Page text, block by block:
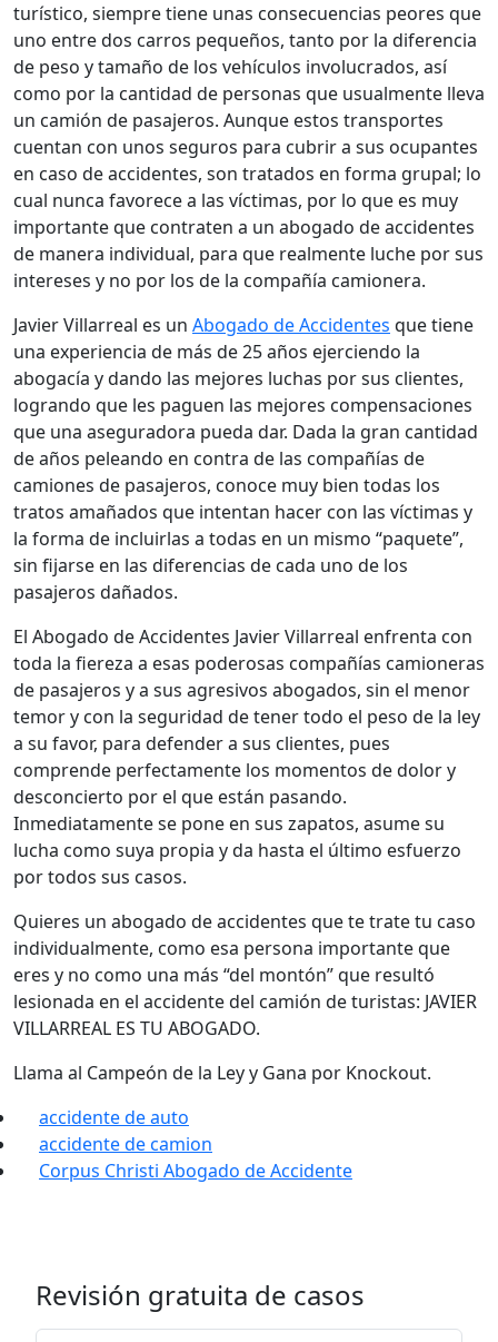
turístico, siempre tiene unas consecuencias peores que
uno entre dos carros pequeños, tanto por la diferencia
de peso y tamaño de los vehículos involucrados, así
como por la cantidad de personas que usualmente lleva
un camión de pasajeros. Aunque estos transportes
cuentan con unos seguros para cubrir a sus ocupantes
en caso de accidentes, son tratados en forma grupal; lo
cual nunca favorece a las víctimas, por lo que es muy
importante que contraten a un abogado de accidentes
de manera individual, para que realmente luche por sus
intereses y no por los de la compañía camionera.
Javier Villarreal es un Abogado de Accidentes que tiene
una experiencia de más de 25 años ejerciendo la
abogacía y dando las mejores luchas por sus clientes,
logrando que les paguen las mejores compensaciones
que una aseguradora pueda dar. Dada la gran cantidad
de años peleando en contra de las compañías de
camiones de pasajeros, conoce muy bien todas los
tratos amañados que intentan hacer con las víctimas y
la forma de incluirlas a todas en un mismo “paquete”,
sin fijarse en las diferencias de cada uno de los
pasajeros dañados.
El Abogado de Accidentes Javier Villarreal enfrenta con
toda la fiereza a esas poderosas compañías camioneras
de pasajeros y a sus agresivos abogados, sin el menor
temor y con la seguridad de tener todo el peso de la ley
a su favor, para defender a sus clientes, pues
comprende perfectamente los momentos de dolor y
desconcierto por el que están pasando.
Inmediatamente se pone en sus zapatos, asume su
lucha como suya propia y da hasta el último esfuerzo
por todos sus casos.
Quieres un abogado de accidentes que te trate tu caso
individualmente, como esa persona importante que
eres y no como una más “del montón” que resultó
lesionada en el accidente del camión de turistas: JAVIER
VILLARREAL ES TU ABOGADO.
Llama al Campeón de la Ley y Gana por Knockout.
accidente de auto
accidente de camion
Corpus Christi Abogado de Accidente
Revisión gratuita de casos